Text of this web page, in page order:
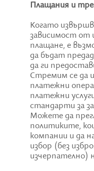
Плащания и
Когато
зависимост от
плащане, е
да бъдат
да ги
Стремим се да
платежни
платежни
стандарти за
Можете да
политиките,
компании и да
избор (без
изчерпателно)